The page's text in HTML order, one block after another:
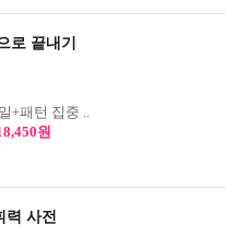
로 끝내기
+패턴 집중 ..
원
력 사전